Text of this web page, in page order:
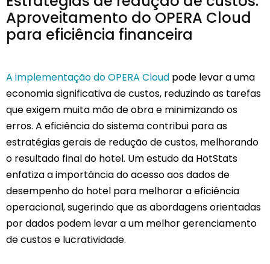
Aproveitamento do OPERA Cloud
para eficiência financeira
A implementação do OPERA Cloud pode levar a uma
economia significativa de custos, reduzindo as tarefas
que exigem muita mão de obra e minimizando os
erros. A eficiência do sistema contribui para as
estratégias gerais de redução de custos, melhorando
o resultado final do hotel. Um estudo da HotStats
enfatiza a importância do acesso aos dados de
desempenho do hotel para melhorar a eficiência
operacional, sugerindo que as abordagens orientadas
por dados podem levar a um melhor gerenciamento
de custos e lucratividade.